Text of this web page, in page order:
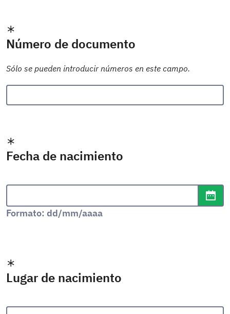
Número de documento
Sólo se pueden introducir números en este campo.
Fecha de nacimiento
Formato de fecha: dd/mm/aaaa
Formato: dd/mm/aaaa
Lugar de nacimiento